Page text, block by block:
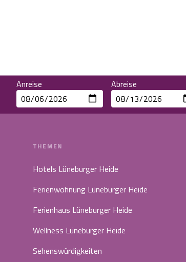
Anreise Abreise
THEMEN
Hotels Lüneburger Heide
Ferienwohnung Lüneburger Heide
Ferienhaus Lüneburger Heide
Wellness Lüneburger Heide
Sehenswürdigkeiten